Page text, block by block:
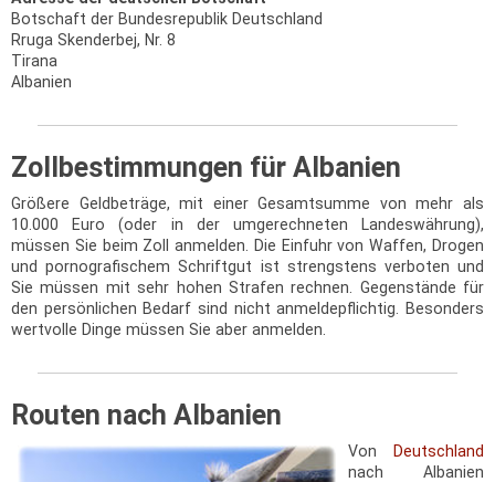
Botschaft der Bundesrepublik Deutschland
Rruga Skenderbej, Nr. 8
Tirana
Albanien
Zollbestimmungen für Albanien
Größere Geldbeträge, mit einer Gesamtsumme von mehr als
10.000 Euro (oder in der umgerechneten Landeswährung),
müssen Sie beim Zoll anmelden. Die Einfuhr von Waffen, Drogen
und pornografischem Schriftgut ist strengstens verboten und
Sie müssen mit sehr hohen Strafen rechnen. Gegenstände für
den persönlichen Bedarf sind nicht anmeldepflichtig. Besonders
wertvolle Dinge müssen Sie aber anmelden.
Routen nach Albanien
Von Deutschland
nach Albanien